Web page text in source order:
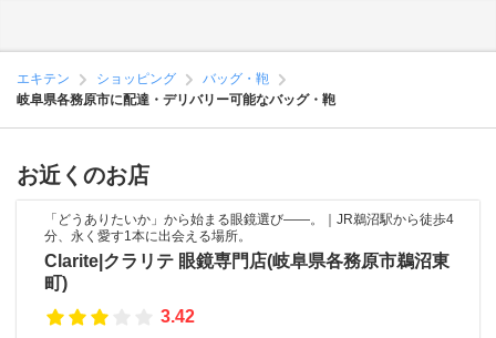
エキテン ショッピング
バッグ・鞄
岐阜県各務原市に配達・デリバリー可能なバッグ・鞄
お近くのお店
「どうありたいか」から始まる眼鏡選び――。｜JR鵜沼駅から徒歩4
分、永く愛す1本に出会える場所。
Clarite|クラリテ 眼鏡専門店(岐阜県各務原市鵜沼東
町)
3.42